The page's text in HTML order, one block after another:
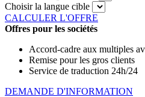
Choisir la langue cible
CALCULER L'OFFRE
Offres pour les sociétés
Accord-cadre aux multiples
Remise pour les gros clients
Service de traduction 24h/24
DEMANDE D'INFORMATION